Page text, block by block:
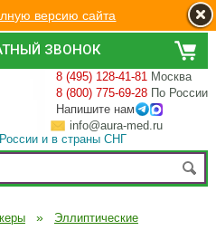
ЗВОНОК
8 (495) 128-41-81 Москва
8 (800) 775-69-28 По России
Напишите нам
info@aura-med.ru
и в страны СНГ
» Эллиптические
версию сайта